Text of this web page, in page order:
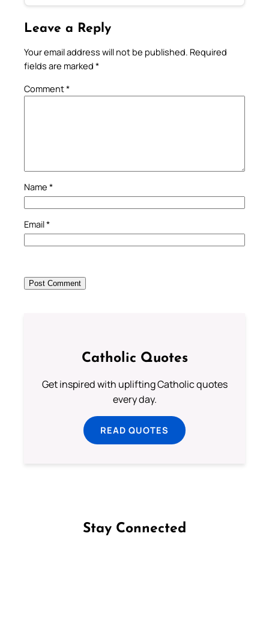
Leave a Reply
Your email address will not be published. Required
fields are marked *
Comment*
Name *
Email*
Catholic Quotes
Get inspired with uplifting Catholic quotes
every day.
READ QUOTES
Stay Connected